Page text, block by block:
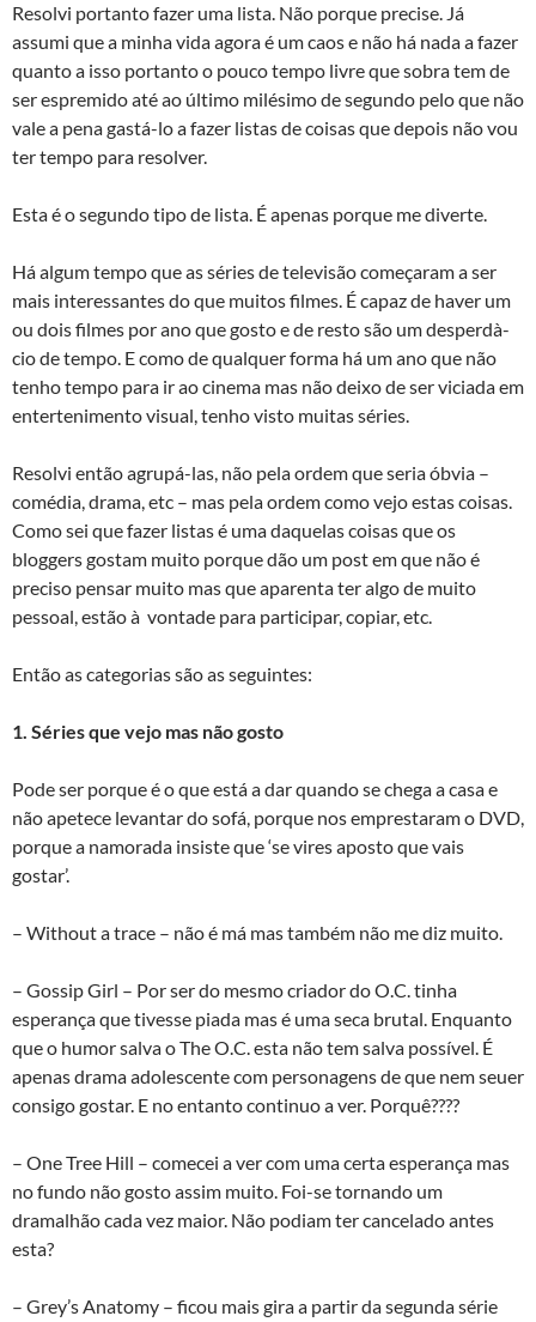
Resolvi portanto fazer uma lista. Não porque precise. Já
assumi que a minha vida agora é um caos e não há nada a fazer
quanto a isso portanto o pouco tempo livre que sobra tem de
ser espremido até ao último milésimo de segundo pelo que não
vale a pena gastá-lo a fazer listas de coisas que depois não vou
ter tempo para resolver.
Esta é o segundo tipo de lista. É apenas porque me diverte.
Há algum tempo que as séries de televisão começaram a ser
mais interessantes do que muitos filmes. É capaz de haver um
ou dois filmes por ano que gosto e de resto são um desperdà­
cio de tempo. E como de qualquer forma há um ano que não
tenho tempo para ir ao cinema mas não deixo de ser viciada em
entertenimento visual, tenho visto muitas séries.
Resolvi então agrupá-las, não pela ordem que seria óbvia –
comédia, drama, etc – mas pela ordem como vejo estas coisas.
Como sei que fazer listas é uma daquelas coisas que os
bloggers gostam muito porque dão um post em que não é
preciso pensar muito mas que aparenta ter algo de muito
pessoal, estão à vontade para participar, copiar, etc.
Então as categorias são as seguintes:
1. Séries que vejo mas não gosto
Pode ser porque é o que está a dar quando se chega a casa e
não apetece levantar do sofá, porque nos emprestaram o DVD,
porque a namorada insiste que ‘se vires aposto que vais
gostar’.
– Without a trace – não é má mas também não me diz muito.
– Gossip Girl – Por ser do mesmo criador do O.C. tinha
esperança que tivesse piada mas é uma seca brutal. Enquanto
que o humor salva o The O.C. esta não tem salva possível. É
apenas drama adolescente com personagens de que nem seuer
consigo gostar. E no entanto continuo a ver. Porquê????
– One Tree Hill – comecei a ver com uma certa esperança mas
no fundo não gosto assim muito. Foi-se tornando um
dramalhão cada vez maior. Não podiam ter cancelado antes
esta?
– Grey’s Anatomy – ficou mais gira a partir da segunda série